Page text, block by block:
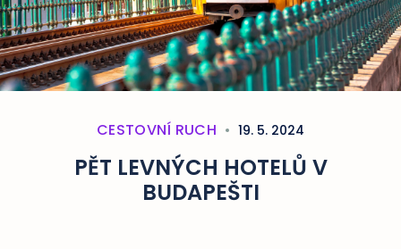
CESTOVNÍ RUCH 19. 5. 2024
PĚT LEVNÝCH HOTELŮ V
BUDAPEŠTI